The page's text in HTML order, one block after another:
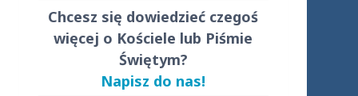
Chcesz się dowiedzieć czegoś
więcej o Kościele lub Piśmie
Świętym?
Napisz do nas!